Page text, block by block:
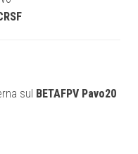
sul BETAFPV Pavo20